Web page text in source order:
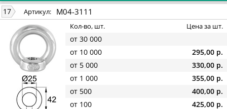
17 Артикул: M04-3111
Кол-во, шт. Цена за шт.
от 30 000
от 10 000
295,00 р.
от 5 000
330,00 р.
от 1 000
355,00 р.
от 500
400,00 р.
от 100
425,00 р.